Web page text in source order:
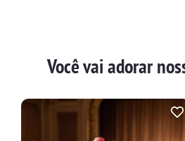
Você vai adorar